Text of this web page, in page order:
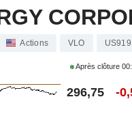
Actions VLO
Après clôture
296,75 -